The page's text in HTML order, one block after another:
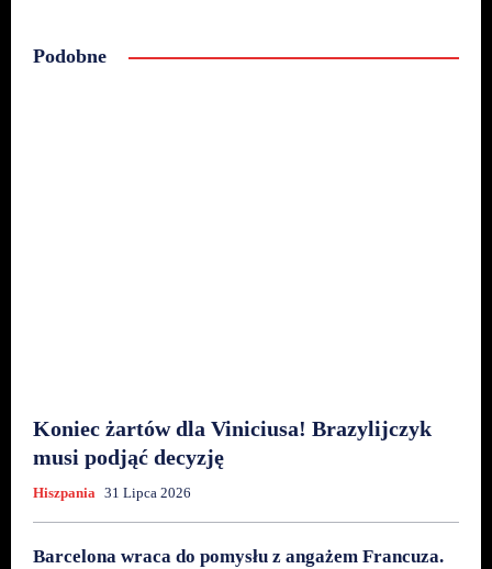
Podobne
Koniec żartów dla Viniciusa! Brazylijczyk
musi podjąć decyzję
Hiszpania 31 Lipca 2026
Barcelona wraca do pomysłu z angażem Francuza.